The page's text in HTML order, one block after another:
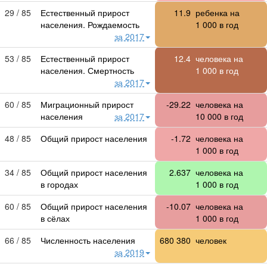
29 / 85
Естественный прирост
населения. Рождаемость
за 2017
11.9 ребенка на
1 000 в год
53 / 85
Естественный прирост
населения. Смертность
за 2017
12.4 человека на
1 000 в год
60 / 85
Миграционный прирост
населения
за 2017
-29.22 человека на
10 000 в год
48 / 85
Общий прирост населения -1.72 человека на
1 000 в год
34 / 85
Общий прирост населения
в городах
2.637 человека на
1 000 в год
60 / 85
Общий прирост населения
в сёлах
-10.07 человека на
1 000 в год
66 / 85
Численность населения
за 2019
680 380 человек